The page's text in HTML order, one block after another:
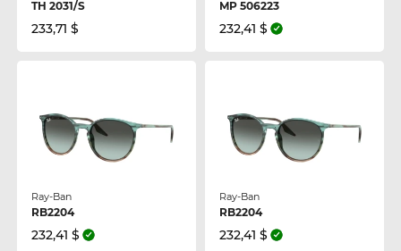
TH 2031/S
233,71 $
MP 506223
232,41 $
Ray-Ban
RB2204
232,41 $
Ray-Ban
RB2204
232,41 $